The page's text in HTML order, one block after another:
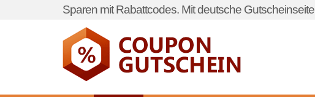
Sparen mit Rabattcodes. Mit deutsche